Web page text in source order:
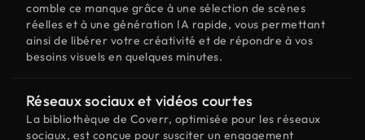
comble ce manque grâce à une sélection de scènes
réelles et à une génération IA rapide, vous permettant
ainsi de libérer votre créativité et de répondre à vos
besoins visuels en quelques minutes.
Réseaux sociaux et vidéos courtes
La bibliothèque de Coverr, optimisée pour les réseaux
sociaux, est conçue pour susciter un engagement